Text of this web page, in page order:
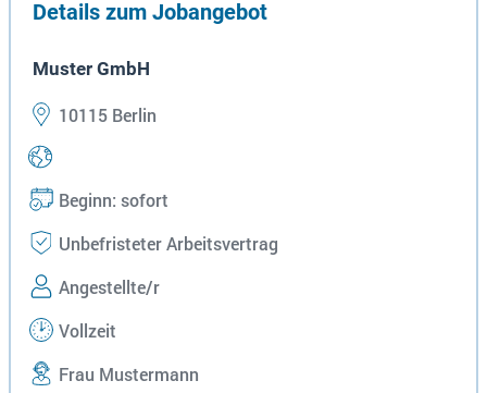
Details zum Jobangebot
Muster GmbH
10115 Berlin
Beginn: sofort
Unbefristeter Arbeitsvertrag
Angestellte/r
Vollzeit
Frau Mustermann